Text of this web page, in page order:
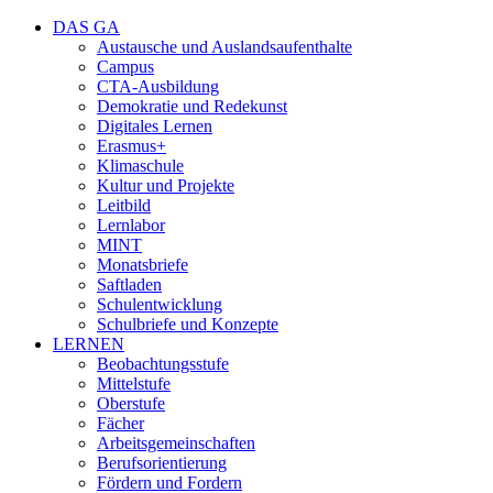
DAS GA
Austausche und Auslandsaufenthalte
Campus
CTA-Ausbildung
Demokratie und Redekunst
Digitales Lernen
Erasmus+
Klimaschule
Kultur und Projekte
Leitbild
Lernlabor
MINT
Monatsbriefe
Saftladen
Schulentwicklung
Schulbriefe und Konzepte
LERNEN
Beobachtungsstufe
Mittelstufe
Oberstufe
Fächer
Arbeitsgemeinschaften
Berufsorientierung
Fördern und Fordern